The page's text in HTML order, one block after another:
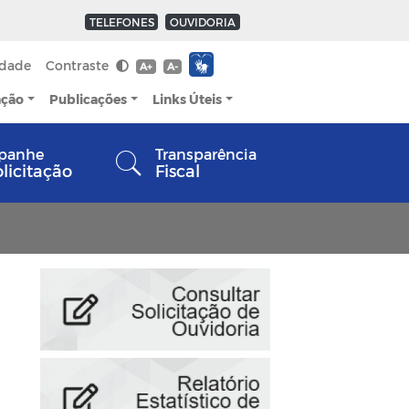
TELEFONES OUVIDORIA
Contraste A+ A-
Publicações Links Úteis
Transparência
Fiscal